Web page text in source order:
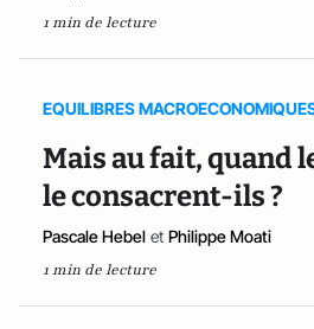
1 min de lecture
EQUILIBRES
Mais au fait, quand
le consacrent-ils ?
Pascale Hebel et Philippe Moati
1 min de lecture